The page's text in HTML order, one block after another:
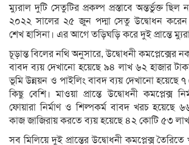
ম্যুরাল দুটি সেতুটির প্রকল্প প্রস্তাবে অন্তর্ভুক্ত
২০২২ সালের ২৫ জুন পদ্মা সেতু উদ্বোধন করেন
শেখ হাসিনা। এর আগে তড়িঘড়ি করে দুই প্রান্তে
চূড়ান্ত বিলের নথি অনুসারে, উদ্বোধনী কমপ্লেক্সের
বাবদ ব্যয় দেখানো হয়েছে ৯৪ লাখ ৬২ হাজার
ভূমি উন্নয়ন ও পাইলিং বাবদ ব্যয় দেখানো হয়েছে
কিছু বেশি। মাওয়া প্রান্তে উদ্বোধনী কমপ্লেক্স
ফোয়ারা নির্মাণ ও শিল্পকর্ম বাবদ খরচ হয়েছে
কাজ জাজিরায় করতে ব্যয় হয়েছে ৪২ কোটি ৫৩ লাখ
সব মিলিয়ে দুই প্রান্তের উদ্বোধনী কমপ্লেক্স